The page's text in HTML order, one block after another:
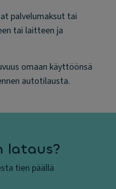
palvelumaksut tai
tai laitteen ja
omaan käyttöönsä
autotilausta.
lataus?
tien päällä